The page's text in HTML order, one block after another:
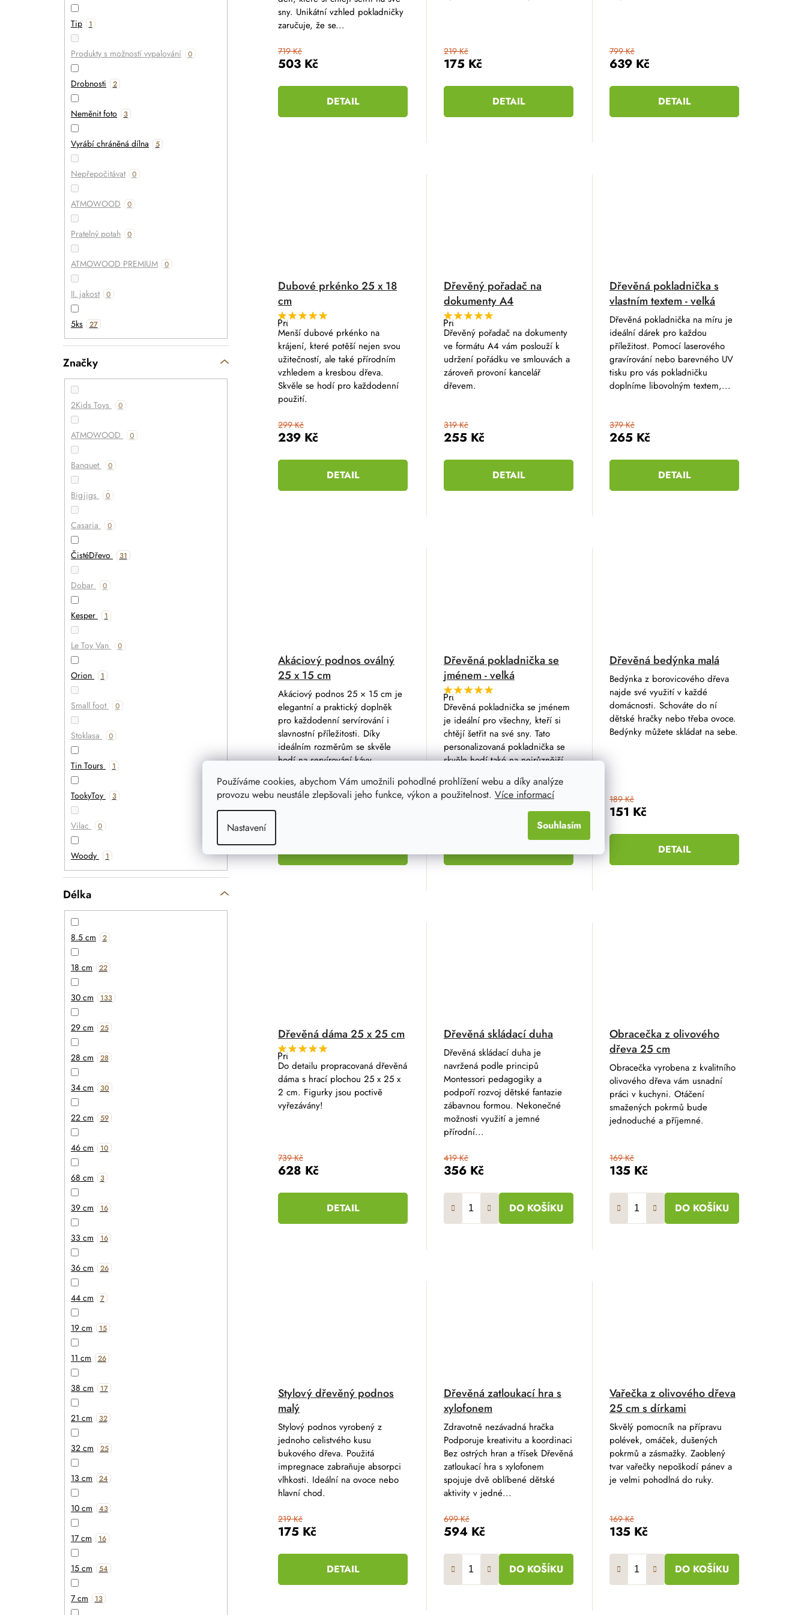
Používáme cookies, abychom Vám umožnili pohodlné prohlížení webu a díky analýze
provozu webu neustále zlepšovali jeho funkce, výkon a použitelnost. Více informací
Nastavení Souhlasím
Tip 1
Produkty s možností vypalování 0
Drobnosti 2
Neměnit foto 3
Vyrábí chráněná dílna 5
Nepřepočitávat 0
ATMOWOOD 0
Pratelný potah 0
ATMOWOOD PREMIUM 0
II. jakost 0
5ks 27
Značky
2Kids Toys 0
ATMOWOOD 0
Banquet 0
Bigjigs 0
Casaria 0
ČistéDřevo 31
Dobar 0
Kesper 1
Le Toy Van 0
Orion 1
Small foot 0
Stoklasa 0
Tin Tours 1
TookyToy 3
Vilac 0
Woody 1
Délka
8.5 cm 2
18 cm 22
30 cm 133
29 cm 25
28 cm 28
34 cm 30
22 cm 59
46 cm 10
68 cm 3
39 cm 16
33 cm 16
36 cm 26
44 cm 7
19 cm 15
11 cm 26
38 cm 17
21 cm 32
32 cm 25
13 cm 24
10 cm 43
17 cm 16
15 cm 54
7 cm 13
hvězdiček.
503 Kč
719 Kč
DETAIL
sny. Unikátní vzhled pokladničky
zaručuje, že se...
175 Kč
219 Kč
DETAIL
639 Kč
799 Kč
DETAIL
Dubové prkénko 25 x 18
cm
Průměrné
hodnocení
produktu
je
5,0
z
5
hvězdiček.
239 Kč
299 Kč
DETAIL
Menší dubové prkénko na
krájení, které potěší nejen svou
užitečností, ale také přírodním
vzhledem a kresbou dřeva.
Skvěle se hodí pro každodenní
použití.
Dřevěný pořadač na
dokumenty A4
Průměrné
hodnocení
produktu
je
5,0
z
5
hvězdiček.
255 Kč
319 Kč
DETAIL
Dřevěný pořadač na dokumenty
ve formátu A4 vám poslouží k
udržení pořádku ve smlouvách a
zároveň provoní kancelář
dřevem.
Dřevěná pokladnička s
vlastním textem - velká
265 Kč
379 Kč
DETAIL
Dřevěná pokladnička na míru je
ideální dárek pro každou
příležitost. Pomocí laserového
gravírování nebo barevného UV
tisku pro vás pokladničku
doplníme libovolným textem,...
Akáciový podnos oválný
25 x 15 cm
249 Kč
Akáciový podnos 25 × 15 cm je
elegantní a praktický doplněk
pro každodenní servírování i
slavnostní příležitosti. Díky
ideálním rozměrům se skvěle
hodí na servírování kávy,...
Dřevěná pokladnička se
jménem - velká
Průměrné
hodnocení
produktu
je
5,0
z
5
hvězdiček.
719 Kč
Dřevěná pokladnička se jménem
je ideální pro všechny, kteří si
chtějí šetřit na své sny. Tato
personalizovaná pokladnička se
skvěle hodí také na nejrůznější
Dřevěná bedýnka malá
151 Kč
189 Kč
DETAIL
Bedýnka z borovicového dřeva
najde své využití v každé
domácnosti. Schováte do ní
dětské hračky nebo třeba ovoce.
Bedýnky můžete skládat na sebe.
Dřevěná dáma 25 x 25 cm
Průměrné
hodnocení
produktu
je
5,0
z
5
hvězdiček.
628 Kč
739 Kč
DETAIL
Do detailu propracovaná dřevěná
dáma s hrací plochou 25 x 25 x
2 cm. Figurky jsou poctivě
vyřezávány!
Dřevěná skládací duha
356 Kč
419 Kč
DO KOŠÍKU
Dřevěná skládací duha je
navržená podle principů
Montessori pedagogiky a
podpoří rozvoj dětské fantazie
zábavnou formou. Nekonečné
možnosti využití a jemné
přírodní...
Obracečka z olivového
dřeva 25 cm
135 Kč
169 Kč
DO KOŠÍKU
Obracečka vyrobena z kvalitního
olivového dřeva vám usnadní
práci v kuchyni. Otáčení
smažených pokrmů bude
jednoduché a příjemné.
Stylový dřevěný podnos
malý
175 Kč
219 Kč
DETAIL
Stylový podnos vyrobený z
jednoho celistvého kusu
bukového dřeva. Použitá
impregnace zabraňuje absorpci
vlhkosti. Ideální na ovoce nebo
hlavní chod.
Dřevěná zatloukací hra s
xylofonem
594 Kč
699 Kč
DO KOŠÍKU
Zdravotně nezávadná hračka
Podporuje kreativitu a koordinaci
Bez ostrých hran a třísek Dřevěná
zatloukací hra s xylofonem
spojuje dvě oblíbené dětské
aktivity v jedné...
Vařečka z olivového dřeva
25 cm s dírkami
135 Kč
169 Kč
DO KOŠÍKU
Skvělý pomocník na přípravu
polévek, omáček, dušených
pokrmů a zásmažky. Zaoblený
tvar vařečky nepoškodí pánev a
je velmi pohodlná do ruky.